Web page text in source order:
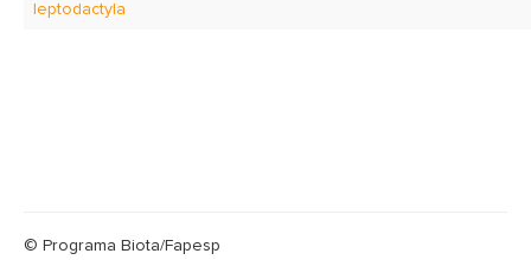
leptodactyla
© Programa Biota/Fapesp